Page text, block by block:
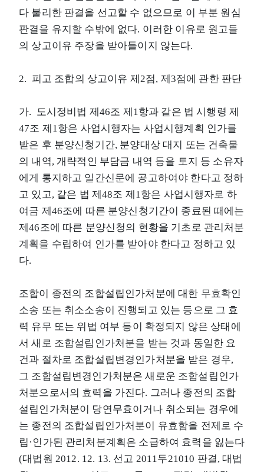
다 불리한 판결을 선고할 수 없으므로 이 부분 원심
판결을 유지할 수밖에 없다. 이러한 이유로 원고들
의 상고이유 주장을 받아들이지 않는다.
2. 피고 조합의 상고이유 제2점, 제3점에 관한 판단
가. 도시정비법 제46조 제1항과 같은 법 시행령 제
47조 제1항은 사업시행자는 사업시행계획 인가를
받은 후 분양신청기간, 분양대상 대지 또는 건축물
의 내역, 개략적인 부담금 내역 등을 토지 등 소유자
에게 통지하고 일간신문에 공고하여야 한다고 정하
고 있고, 같은 법 제48조 제1항은 사업시행자로 하
여금 제46조에 따른 분양신청기간이 종료된 때에는
제46조에 따른 분양신청의 현황을 기초로 관리처분
계획을 수립하여 인가를 받아야 한다고 정하고 있
다.
조합이 종전의 조합설립인가처분에 대한 무효확인
소송 또는 취소소송이 진행되고 있는 등으로 그 효
력 유무 또는 위법 여부 등이 확정되지 않은 상태에
서 새로 조합설립인가처분을 받는 것과 동일한 요
건과 절차로 조합설립변경인가처분을 받은 경우,
그 조합설립변경인가처분은 새로운 조합설립인가
처분으로서의 효력을 가진다. 그러나 종전의 조합
설립인가처분이 당연무효이거나 취소되는 경우에
는 종전의 조합설립인가처분이 유효함을 전제로 수
립·인가된 관리처분계획은 소급하여 효력을 잃는다
(대법원 2012. 12. 13. 선고 2011두21010 판결, 대법